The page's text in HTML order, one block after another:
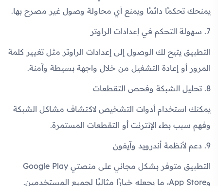
يمنحك تحكمًا دائمًا ويمنع أي محاولة وصول غير مصرح بها.
7. سهولة التحكم في إعدادات الراوتر
التطبيق يتيح لك الوصول إلى إعدادات الراوتر مثل تغيير كلمة
المرور أو إعادة التشغيل من خلال واجهة بسيطة وآمنة.
8. تحليل الشبكة وفحص التقطعات
يمكنك استخدام أدوات التشخيص لاكتشاف مشاكل الشبكة
وفهم سبب بطء الإنترنت أو التقطعات المستمرة.
9. دعم لأنظمة أندرويد وآيفون
التطبيق متوفر بشكل مجاني على منصتي Google Play
وApp Store، ما يجعله خيارًا مثاليًا لجميع المستخدمين.